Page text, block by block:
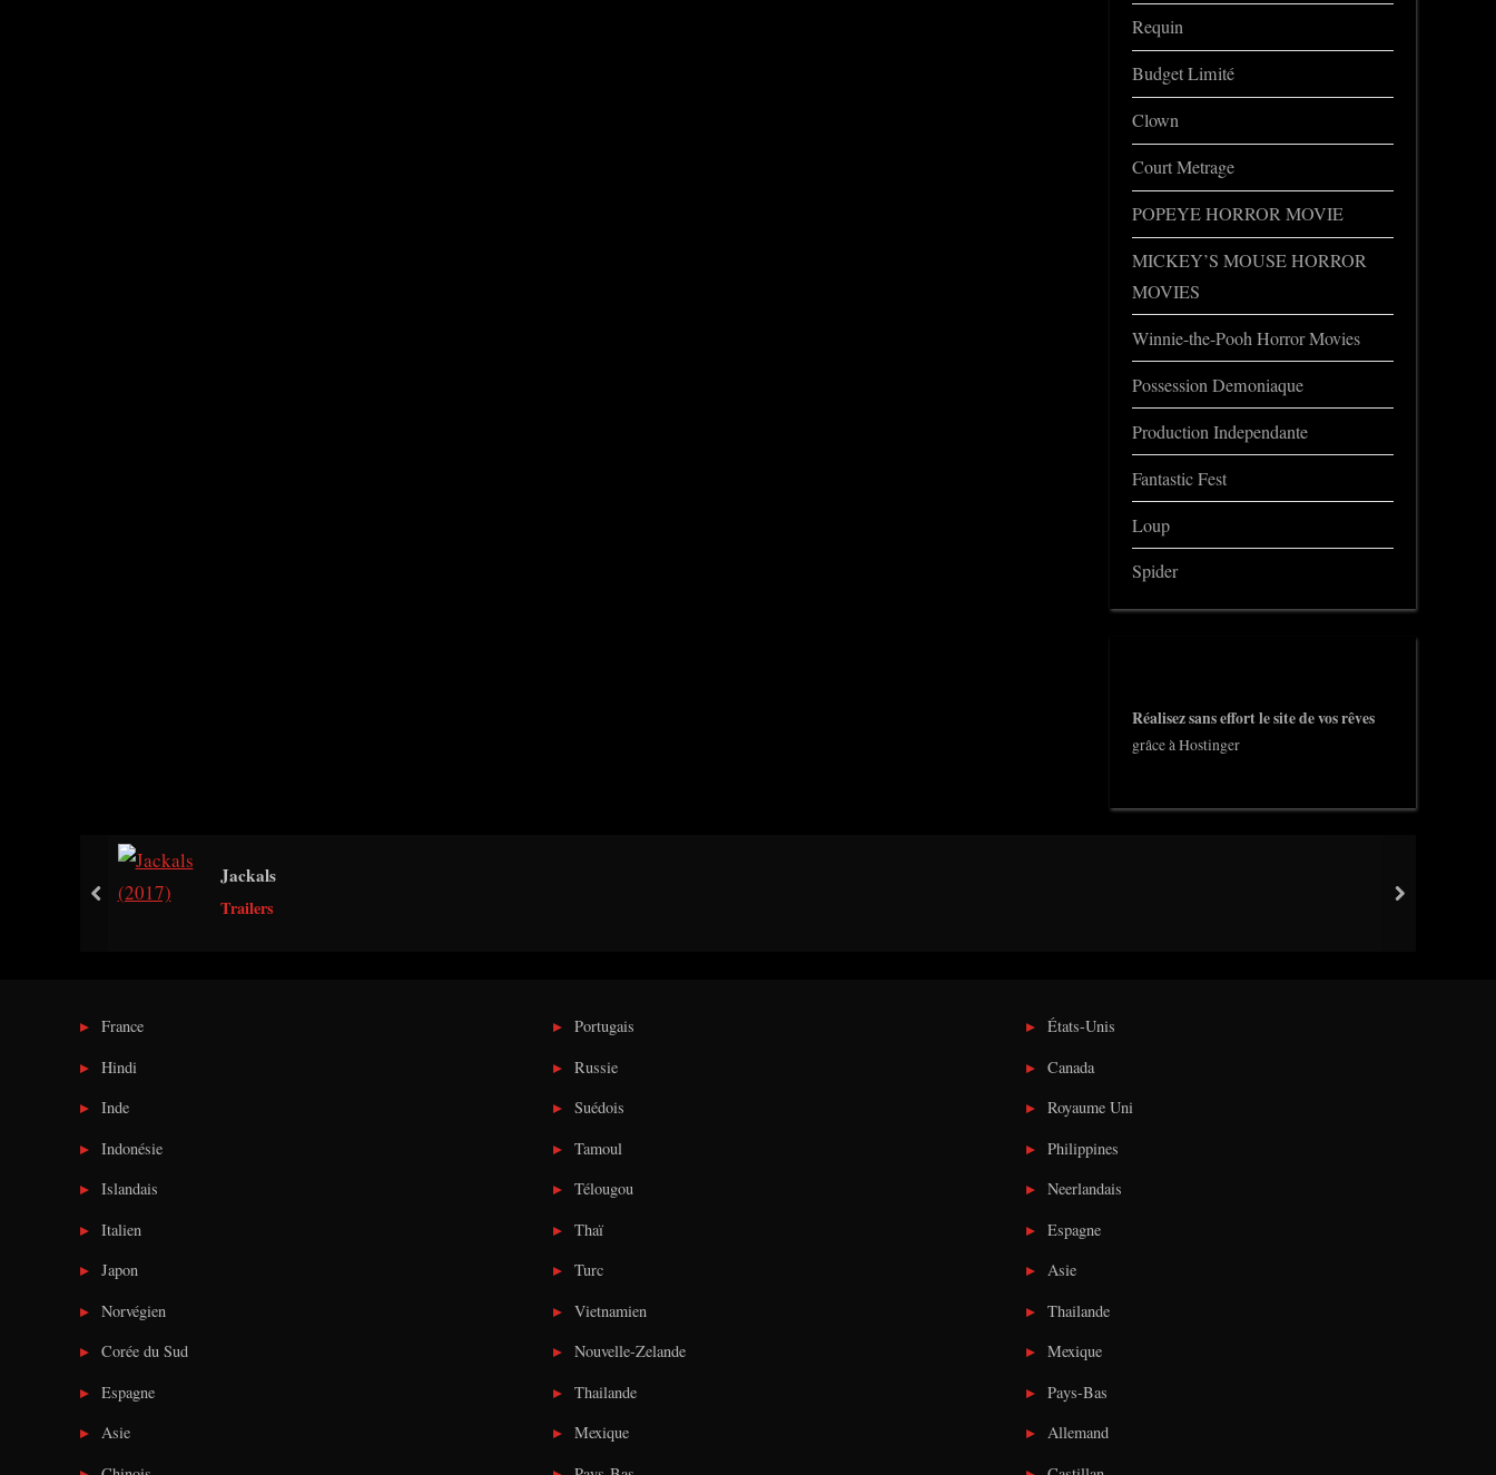
Requin
Budget Limité
Clown
Court Metrage
POPEYE HORROR MOVIE
MICKEY’S MOUSE HORROR
MOVIES
Winnie-the-Pooh Horror Movies
Possession Demoniaque
Production Independante
Fantastic Fest
Loup
Spider
Réalisez sans effort le site de vos rêves
grâce à Hostinger
Jackals
Trailers
prev next
France
Hindi
Inde
Indonésie
Islandais
Italien
Japon
Norvégien
Corée du Sud
Espagne
Asie
Portugais
Russie
Suédois
Tamoul
Télougou
Thaï
Turc
Vietnamien
Nouvelle-Zelande
Thailande
Mexique
États-Unis
Canada
Royaume Uni
Philippines
Neerlandais
Espagne
Asie
Thailande
Mexique
Pays-Bas
Allemand